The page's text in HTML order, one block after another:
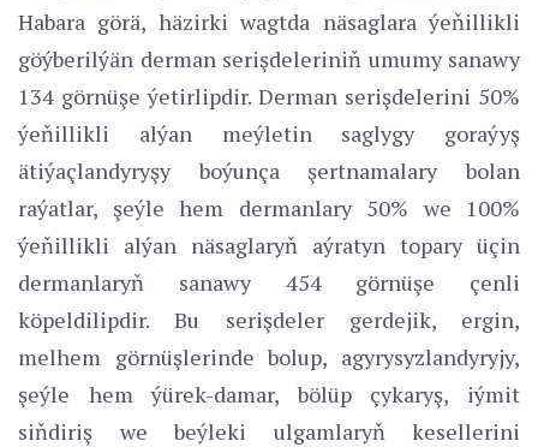
Habara görä, häzirki wagtda näsaglara ýeňillikli
göýberilýän derman serişdeleriniň umumy sanawy
134 görnüşe ýetirlipdir. Derman serişdelerini 50%
ýeňillikli alýan meýletin saglygy goraýyş
ätiýaçlandyryşy boýunça şertnamalary bolan
raýatlar, şeýle hem dermanlary 50% we 100%
ýeňillikli alýan näsaglaryň aýratyn topary üçin
dermanlaryň sanawy 454 görnüşe çenli
köpeldilipdir. Bu serişdeler gerdejik, ergin,
melhem görnüşlerinde bolup, agyrysyzlandyryjy,
şeýle hem ýürek-damar, bölüp çykaryş, iýmit
siňdiriş we beýleki ulgamlaryň kesellerini